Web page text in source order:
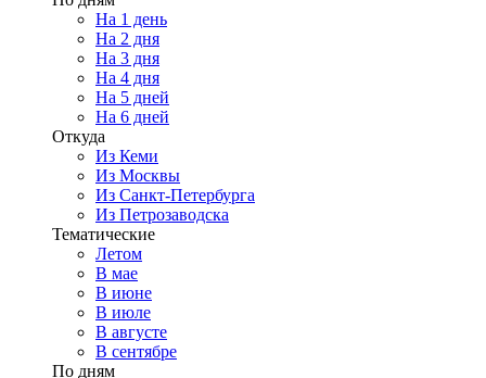
На 1 день
На 2 дня
На 3 дня
На 4 дня
На 5 дней
На 6 дней
Откуда
Из Кеми
Из Москвы
Из Санкт-Петербурга
Из Петрозаводска
Тематические
Летом
В мае
В июне
В июле
В августе
В сентябре
По дням